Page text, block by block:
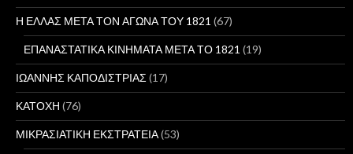
Η ΕΛΛΑΣ ΜΕΤΑ ΤΟΝ ΑΓΩΝΑ ΤΟΥ 1821 (67)
ΕΠΑΝΑΣΤΑΤΙΚΑ ΚΙΝΗΜΑΤΑ ΜΕΤΑ ΤΟ 1821 (19)
ΙΩΑΝΝΗΣ ΚΑΠΟΔΙΣΤΡΙΑΣ (17)
ΚΑΤΟΧΗ (76)
ΜΙΚΡΑΣΙΑΤΙΚΗ ΕΚΣΤΡΑΤΕΙΑ(53)